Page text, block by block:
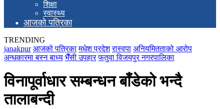
शिक्षा
स्वास्थ्य
आजको पत्रिका
TRENDING
janakpur आजको पत्रिका मधेश प्रदेश रास्वपा अनियमितताको आरोप
अन्धकारमा बस्न बाध्य भैँसी उपहार फतुवा विजयपुर नगरपालिका
विनापूर्वाधार सम्बन्धन बाँडेको भन्दै
तालाबन्दी